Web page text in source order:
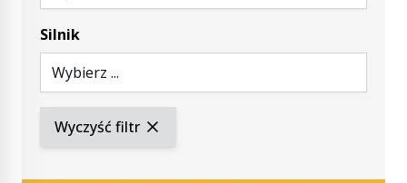
Silnik
Wybierz ...
Wyczyść filtr